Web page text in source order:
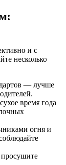
и с
несколько
— лучше
время года
огня и